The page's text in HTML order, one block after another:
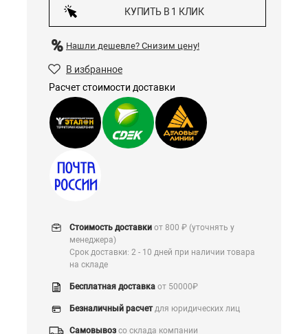
КУПИТЬ В 1 КЛИК
Нашли дешевле? Снизим цену!
В избранное
Расчет стоимости доставки
Стоимость доставки от 800 ₽ (уточнять у
менеджера)
Срок доставки: 2 - 10 дней при наличии товара
на складе
Бесплатная доставка от 50000₽
Безналичный расчетдля юридических лиц
Самовывозсо склада компании